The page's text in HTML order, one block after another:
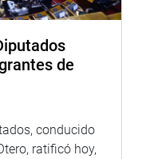
de
conducido
ratificó hoy,